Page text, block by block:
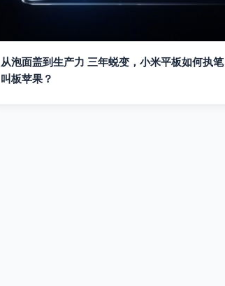
从泡面盖到生产力 三年蜕变，小米平板如何执笔
叫板苹果？